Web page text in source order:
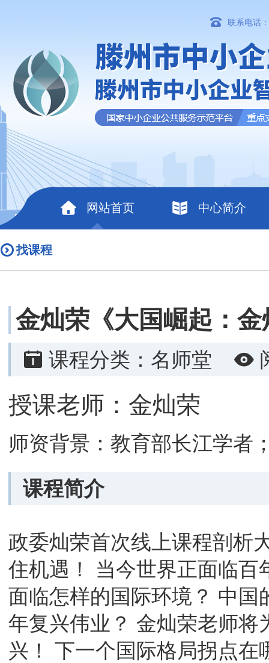
联系电话
网站首页 中心简介
找课程
金灿荣《大国崛起：
课程分类：名师堂
授课老师：金灿荣
师资背景：教育部长江学者
课程简介
政委灿荣首次线上课程剖析
住机遇！ 当今世界正面临
面临怎样的国际环境？ 中
年复兴伟业？ 金灿荣老师
兴！ 下一个国际格局拐点